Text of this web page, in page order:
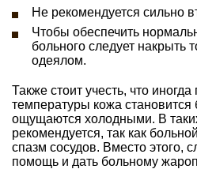
Не рекомендуется сильно
Чтобы обеспечить
больного следует накрыть
одеялом.
Также стоит учесть, что
температуры кожа становится
ощущаются холодными. В
рекомендуется, так как
спазм сосудов. Вместо этого,
помощь и дать больному